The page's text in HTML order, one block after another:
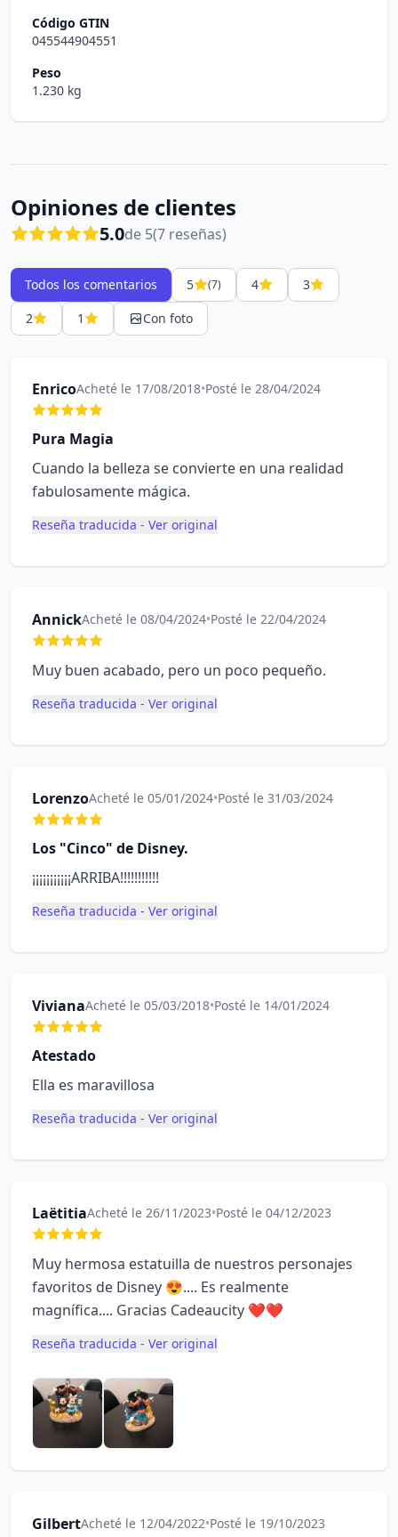
Código GTIN
045544904551
Peso
1.230 kg
Opiniones de clientes
5.0de 5(7 reseñas)
Todos los comentarios 5 (7) 4
3
2
1 Con foto
EnricoAcheté le 17/08/2018•Posté le 28/04/2024
Pura Magia
Cuando la belleza se convierte en una realidad
fabulosamente mágica.
Reseña traducida - Ver original
AnnickAcheté le 08/04/2024•Posté le 22/04/2024
Muy buen acabado, pero un poco pequeño.
Reseña traducida - Ver original
LorenzoAcheté le 05/01/2024•Posté le 31/03/2024
Los "Cinco" de Disney.
¡¡¡¡¡¡¡¡¡¡¡ARRIBA!!!!!!!!!!!
Reseña traducida - Ver original
VivianaAcheté le 05/03/2018•Posté le 14/01/2024
Atestado
Ella es maravillosa
Reseña traducida - Ver original
LaëtitiaAcheté le 26/11/2023•Posté le 04/12/2023
Muy hermosa estatuilla de nuestros personajes
favoritos de Disney 😍.... Es realmente
magnífica.... Gracias Cadeaucity ❤️❤️
Reseña traducida - Ver original
GilbertAcheté le 12/04/2022•Posté le 19/10/2023